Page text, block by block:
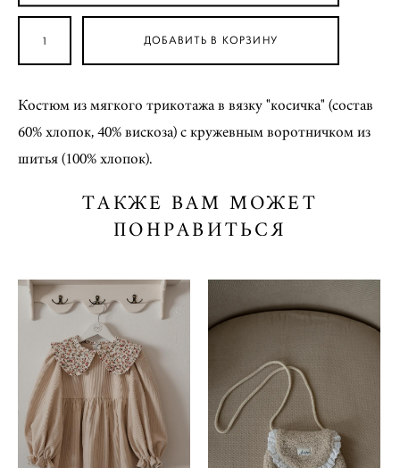
ДОБАВИТЬ В КОРЗИНУ
Костюм из мягкого трикотажа в вязку "косичка" (состав
60% хлопок, 40% вискоза) c кружевным воротничком из
шитья (100% хлопок).
ТАКЖЕ ВАМ МОЖЕТ
ПОНРАВИТЬСЯ